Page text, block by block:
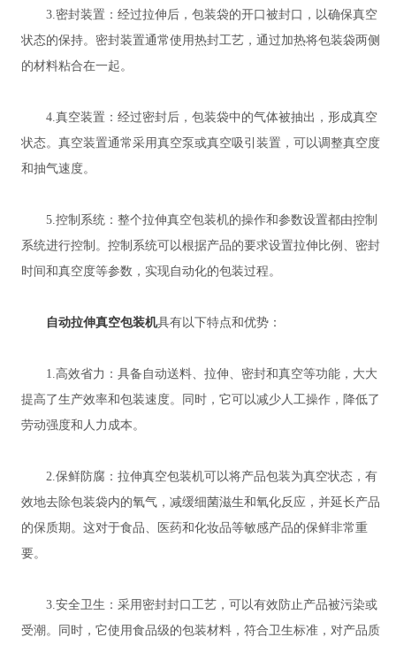
3.密封装置：经过拉伸后，包装袋的开口被封口，以确保真空
状态的保持。密封装置通常使用热封工艺，通过加热将包装袋两侧
的材料粘合在一起。
4.真空装置：经过密封后，包装袋中的气体被抽出，形成真空
状态。真空装置通常采用真空泵或真空吸引装置，可以调整真空度
和抽气速度。
5.控制系统：整个拉伸真空包装机的操作和参数设置都由控制
系统进行控制。控制系统可以根据产品的要求设置拉伸比例、密封
时间和真空度等参数，实现自动化的包装过程。
自动拉伸真空包装机具有以下特点和优势：
1.高效省力：具备自动送料、拉伸、密封和真空等功能，大大
提高了生产效率和包装速度。同时，它可以减少人工操作，降低了
劳动强度和人力成本。
2.保鲜防腐：拉伸真空包装机可以将产品包装为真空状态，有
效地去除包装袋内的氧气，减缓细菌滋生和氧化反应，并延长产品
的保质期。这对于食品、医药和化妆品等敏感产品的保鲜非常重
要。
3.安全卫生：采用密封封口工艺，可以有效防止产品被污染或
受潮。同时，它使用食品级的包装材料，符合卫生标准，对产品质